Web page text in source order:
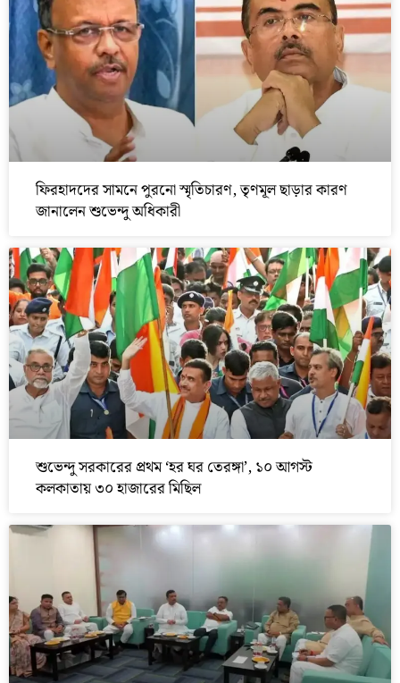
ফিরহাদদের সামনে পুরনো স্মৃতিচারণ, তৃণমূল ছাড়ার কারণ
জানালেন শুভেন্দু অধিকারী
শুভেন্দু সরকারের প্রথম ‘হর ঘর তেরঙ্গা’, ১০ আগস্ট
কলকাতায় ৩০ হাজারের মিছিল